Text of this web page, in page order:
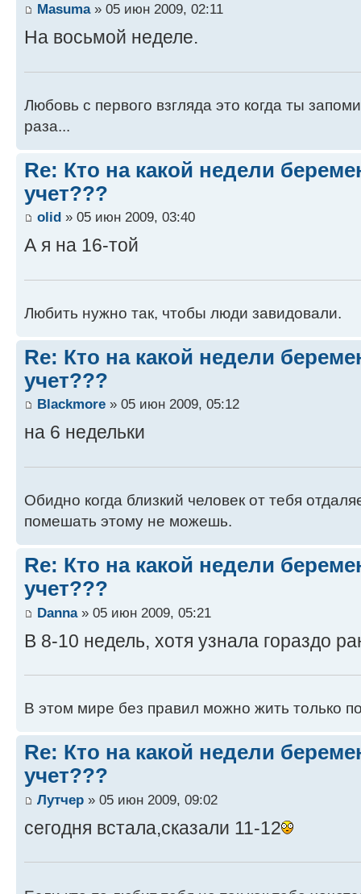
Masuma» 05 июн 2009, 02:11
На восьмой неделе.
Любовь с первого взгляда это когда ты
раза...
Re: Кто на какой недели
учет???
olid » 05 июн 2009, 03:40
А я на 16-той
Любить нужно так, чтобы люди завидовали.
Re: Кто на какой недели
учет???
Blackmore » 05 июн 2009, 05:12
на 6 недельки
Обидно когда близкий человек от тебя
помешать этому не можешь.
Re: Кто на какой недели
учет???
Danna» 05 июн 2009, 05:21
В 8-10 недель, хотя узнала гораздо
В этом мире без правил можно жить только
Re: Кто на какой недели
учет???
Лутчер » 05 июн 2009, 09:02
сегодня встала,сказали 11-12